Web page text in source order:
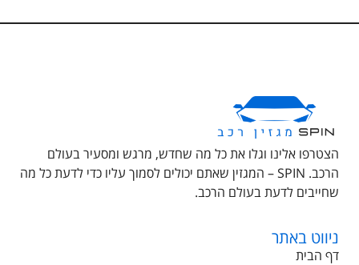
הצטרפו אלינו וגלו את כל מה שחדש, מרגש ומסעיר בעולם
הרכב. SPIN – המגזין שאתם יכולים לסמוך עליו כדי לדעת כל מה
שחייבים לדעת בעולם הרכב.
ניווט באתר
דף הבית